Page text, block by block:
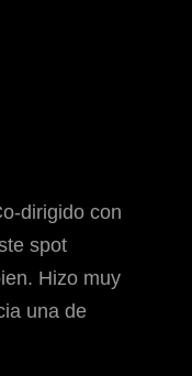
dirigido con
spot
Hizo muy
una de